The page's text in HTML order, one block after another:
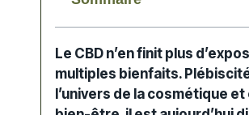
Le CBD n’en finit plus
multiples bienfaits.
l’univers de la cosmétique et